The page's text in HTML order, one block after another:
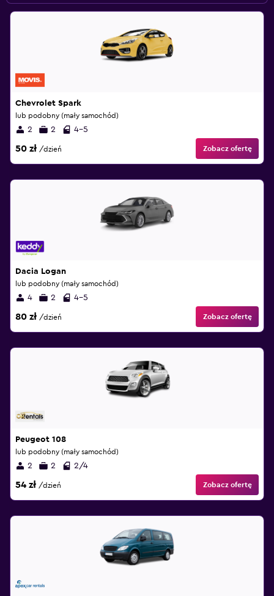
Chevrolet Spark
lub podobny (mały samochód)
2 2 4-5
50 zł /dzień Zobacz ofertę
Dacia Logan
lub podobny (mały samochód)
4 2 4-5
80 zł /dzień Zobacz ofertę
Peugeot 108
lub podobny (mały samochód)
2 2 2/4
54 zł /dzień Zobacz ofertę